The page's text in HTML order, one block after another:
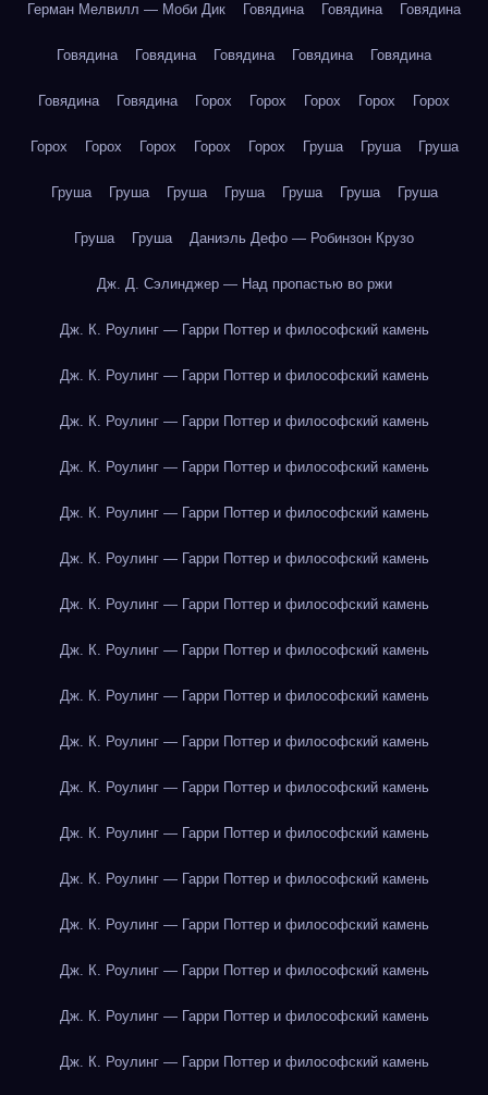
Герман Мелвилл — Моби Дик Говядина Говядина Говядина
Говядина Говядина Говядина Говядина Говядина
Говядина Говядина Горох Горох Горох Горох Горох
Горох Горох Горох Горох Горох Груша Груша Груша
Груша Груша Груша Груша Груша Груша Груша
Груша Груша Даниэль Дефо — Робинзон Крузо
Дж. Д. Сэлинджер — Над пропастью во ржи
Дж. К. Роулинг — Гарри Поттер и философский камень
Дж. К. Роулинг — Гарри Поттер и философский камень
Дж. К. Роулинг — Гарри Поттер и философский камень
Дж. К. Роулинг — Гарри Поттер и философский камень
Дж. К. Роулинг — Гарри Поттер и философский камень
Дж. К. Роулинг — Гарри Поттер и философский камень
Дж. К. Роулинг — Гарри Поттер и философский камень
Дж. К. Роулинг — Гарри Поттер и философский камень
Дж. К. Роулинг — Гарри Поттер и философский камень
Дж. К. Роулинг — Гарри Поттер и философский камень
Дж. К. Роулинг — Гарри Поттер и философский камень
Дж. К. Роулинг — Гарри Поттер и философский камень
Дж. К. Роулинг — Гарри Поттер и философский камень
Дж. К. Роулинг — Гарри Поттер и философский камень
Дж. К. Роулинг — Гарри Поттер и философский камень
Дж. К. Роулинг — Гарри Поттер и философский камень
Дж. К. Роулинг — Гарри Поттер и философский камень